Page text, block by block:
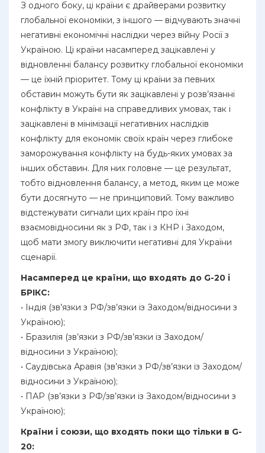
З одного боку, ці країни є драйверами розвитку
глобальної економіки, з іншого — відчувають значні
негативні економічні наслідки через війну Росії з
Україною. Ці країни насамперед зацікавлені у
відновленні балансу розвитку глобальної економіки
— це їхній пріоритет. Тому ці країни за певних
обставин можуть бути як зацікавлені у розв’язанні
конфлікту в Україні на справедливих умовах, так і
зацікавлені в мінімізації негативних наслідків
конфлікту для економік своїх країн через глибоке
заморожування конфлікту на будь-яких умовах за
інших обставин. Для них головне — це результат,
тобто відновлення балансу, а метод, яким це може
бути досягнуто — не принциповий. Тому важливо
відстежувати сигнали цих країн про їхні
взаємовідносини як з РФ, так і з КНР і Заходом,
щоб мати змогу виключити негативні для України
сценарії.
Насамперед це країни, що входять до G-20 і
БРІКС:
• Індія (зв’язки з РФ/зв’язки із Заходом/відносини з
Україною);
• Бразилія (зв’язки з РФ/зв’язки із Заходом/
відносини з Україною);
• Саудівська Аравія (зв’язки з РФ/зв’язки із Заходом/
відносини з Україною);
• ПАР (зв’язки з РФ/зв’язки із Заходом/відносини з
Україною);
Країни і союзи, що входять поки що тільки в G-
20: